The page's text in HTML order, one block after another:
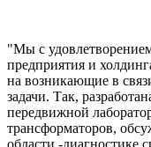
"Мы с
предприятия и
на возникающие в
задачи. Так,
передвижной
трансформаторов,
области -диагностике